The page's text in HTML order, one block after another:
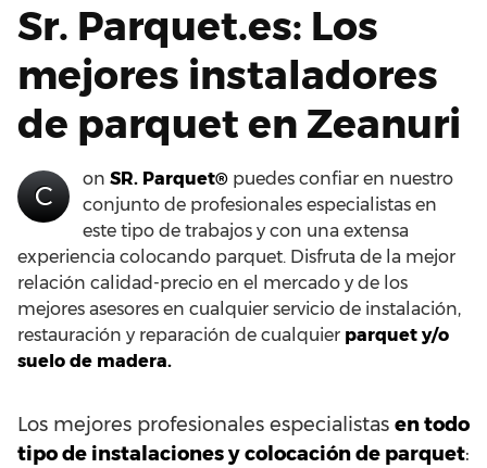
Sr. Parquet.es: Los
mejores instaladores
de parquet en Zeanuri
C
on SR. Parquet® puedes confiar en nuestro
conjunto de profesionales especialistas en
este tipo de trabajos y con una extensa
experiencia colocando parquet. Disfruta de la mejor
relación calidad-precio en el mercado y de los
mejores asesores en cualquier servicio de instalación,
restauración y reparación de cualquier parquet y/o
suelo de madera.
Los mejores profesionales especialistas en todo
tipo de instalaciones y colocación de parquet: